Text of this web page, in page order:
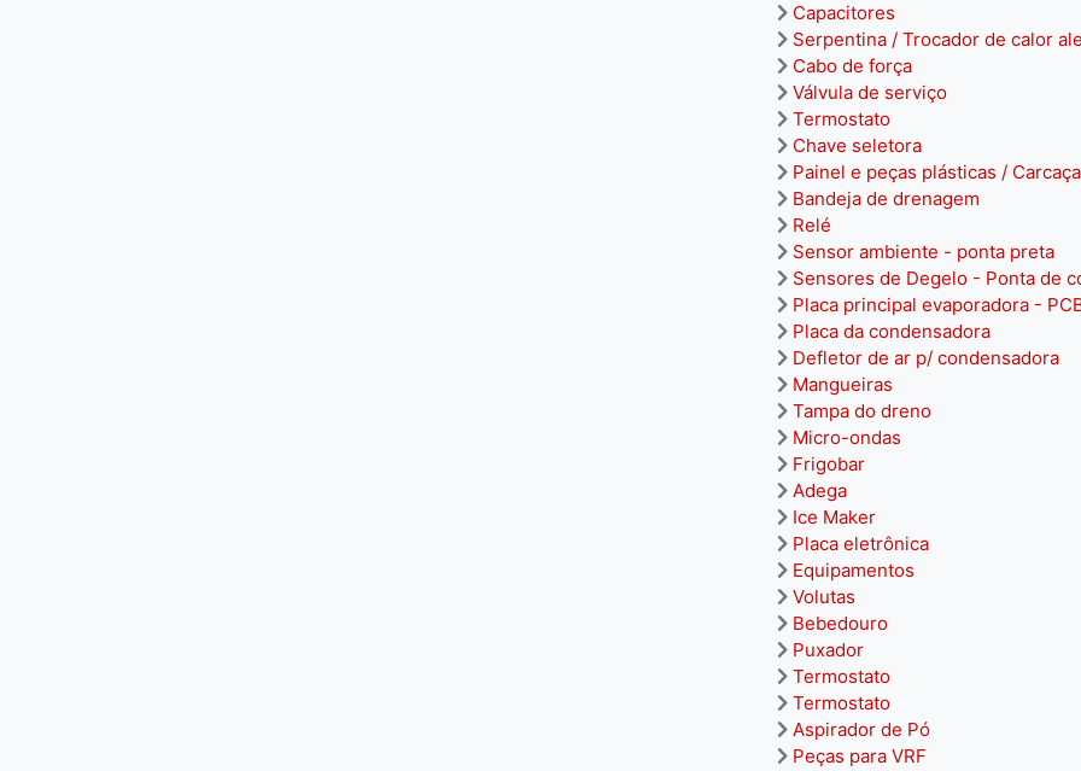
Capacitores
Serpentina / Trocador de calor
Cabo de força
Válvula de serviço
Termostato
Chave seletora
Painel e peças plásticas / Carcaça
Bandeja de drenagem
Relé
Sensor ambiente - ponta preta
Sensores de Degelo - Ponta de
Placa principal evaporadora -
Placa da condensadora
Defletor de ar p/ condensadora
Mangueiras
Tampa do dreno
Micro-ondas
Frigobar
Adega
Ice Maker
Placa eletrônica
Equipamentos
Volutas
Bebedouro
Puxador
Termostato
Termostato
Aspirador de Pó
Peças para VRF